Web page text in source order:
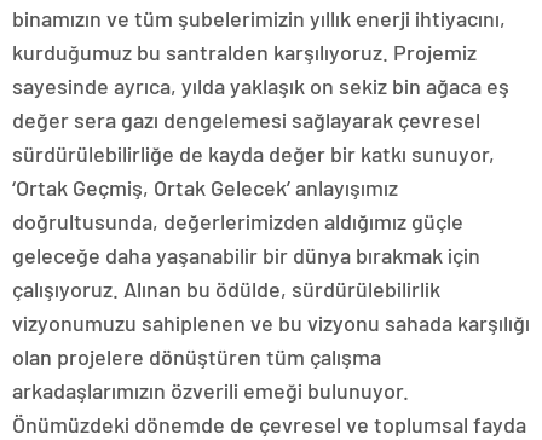
binamızın ve tüm şubelerimizin yıllık enerji ihtiyacını,
kurduğumuz bu santralden karşılıyoruz. Projemiz
sayesinde ayrıca, yılda yaklaşık on sekiz bin ağaca eş
değer sera gazı dengelemesi sağlayarak çevresel
sürdürülebilirliğe de kayda değer bir katkı sunuyor,
‘Ortak Geçmiş, Ortak Gelecek’ anlayışımız
doğrultusunda, değerlerimizden aldığımız güçle
geleceğe daha yaşanabilir bir dünya bırakmak için
çalışıyoruz. Alınan bu ödülde, sürdürülebilirlik
vizyonumuzu sahiplenen ve bu vizyonu sahada karşılığı
olan projelere dönüştüren tüm çalışma
arkadaşlarımızın özverili emeği bulunuyor.
Önümüzdeki dönemde de çevresel ve toplumsal fayda